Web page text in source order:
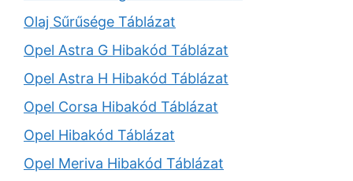
Olaj Sűrűsége Táblázat
Opel Astra G Hibakód Táblázat
Opel Astra H Hibakód Táblázat
Opel Corsa Hibakód Táblázat
Opel Hibakód Táblázat
Opel Meriva Hibakód Táblázat